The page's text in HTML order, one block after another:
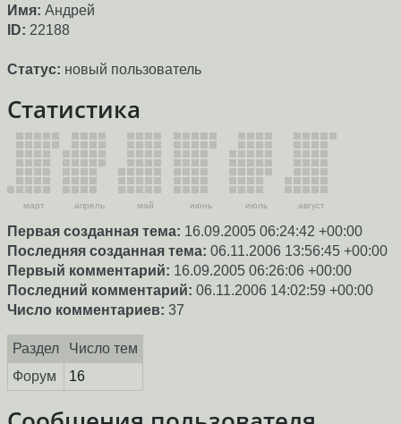
Имя: Андрей
ID: 22188
Статус: новый пользователь
Статистика
март апрель май июнь июль август
Первая созданная тема: 16.09.2005 06:24:42 +00:00
Последняя созданная тема: 06.11.2006 13:56:45 +00:00
Первый комментарий: 16.09.2005 06:26:06 +00:00
Последний комментарий: 06.11.2006 14:02:59 +00:00
Число комментариев: 37
Раздел
Число тем
Форум
16